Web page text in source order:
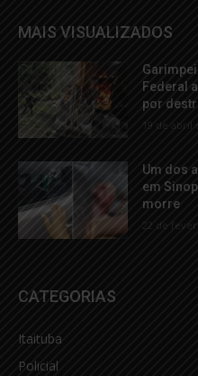
MAIS VISUALIZADOS
Federal
por
19 de abril
Um dos
em
morre
22 de
CATEGORIAS
Itaituba
Policial